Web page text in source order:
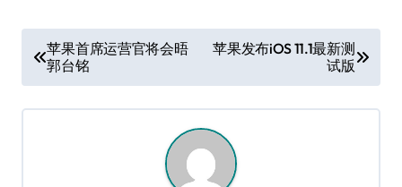
章
导
苹果首席运营官将会晤
郭台铭
苹果发布iOS 11.1最新测
试版